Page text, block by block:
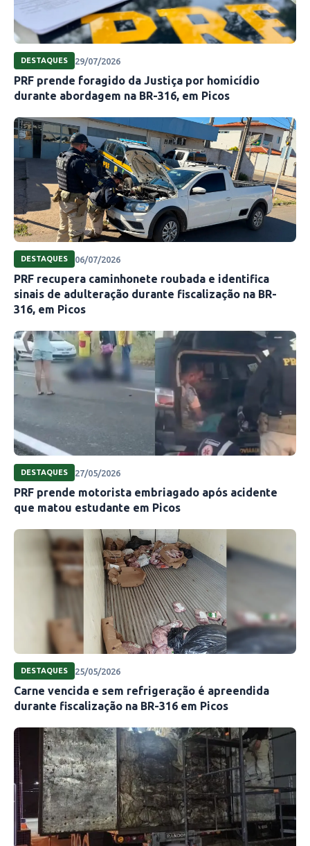
DESTAQUES 29/07/2026
PRF prende foragido da Justiça por homicídio
durante abordagem na BR-316, em Picos
DESTAQUES 06/07/2026
PRF recupera caminhonete roubada e identifica
sinais de adulteração durante fiscalização na BR-
316, em Picos
DESTAQUES 27/05/2026
PRF prende motorista embriagado após acidente
que matou estudante em Picos
DESTAQUES 25/05/2026
Carne vencida e sem refrigeração é apreendida
durante fiscalização na BR-316 em Picos